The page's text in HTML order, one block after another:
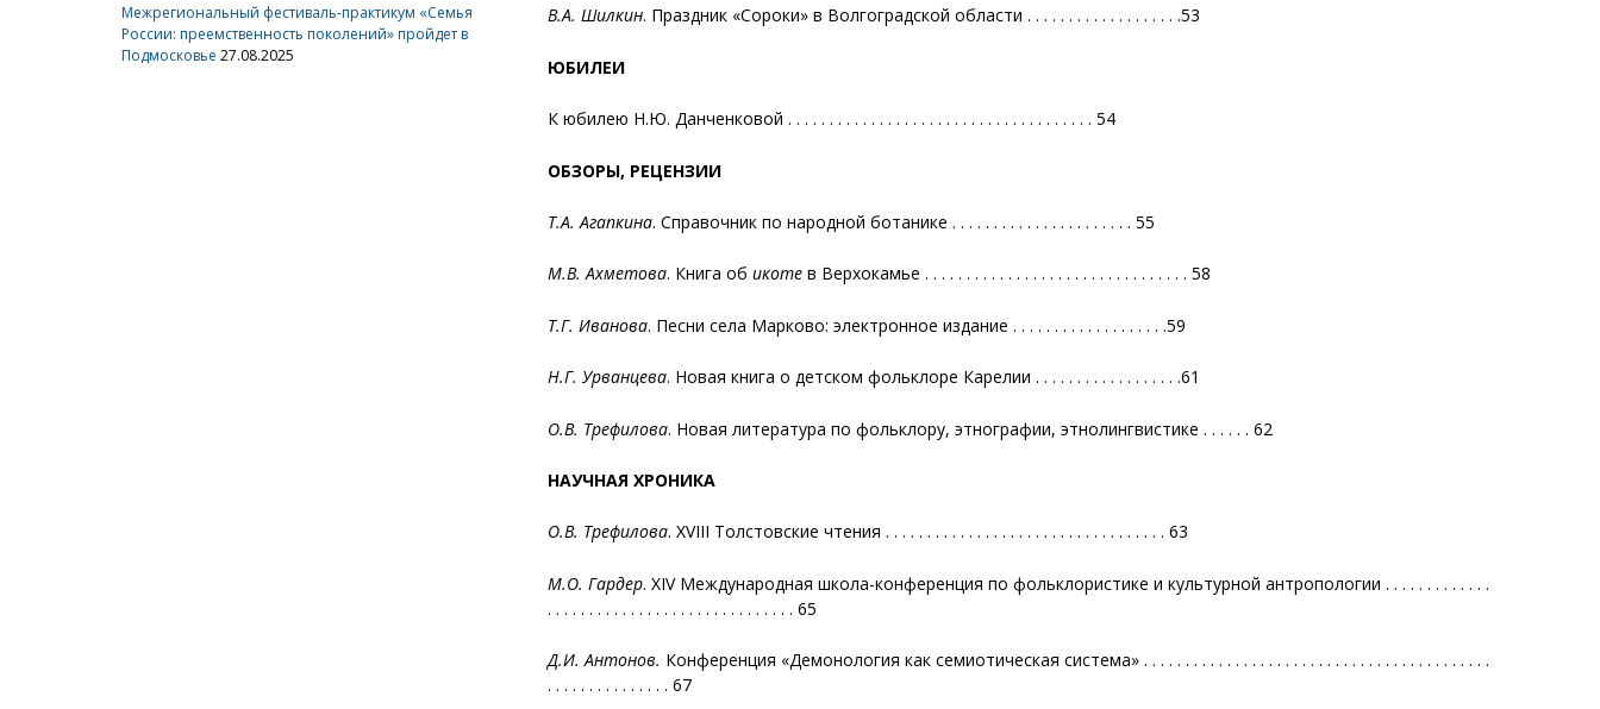
В.А. Шилкин. Праздник «Сороки» в Волгоградской области . . . . . . . . . . . . . . . . . . .53
ЮБИЛЕИ
К юбилею Н.Ю. Данченковой . . . . . . . . . . . . . . . . . . . . . . . . . . . . . . . . . . . . . 54
ОБЗОРЫ, РЕЦЕНЗИИ
Т.А. Агапкина. Справочник по народной ботанике . . . . . . . . . . . . . . . . . . . . . . 55
М.В. Ахметова. Книга об икоте в Верхокамье . . . . . . . . . . . . . . . . . . . . . . . . . . . . . . . . 58
Т.Г. Иванова. Песни села Марково: электронное издание . . . . . . . . . . . . . . . . . . .59
Н.Г. Урванцева. Новая книга о детском фольклоре Карелии . . . . . . . . . . . . . . . . . .61
О.В. Трефилова. Новая литература по фольклору, этнографии, этнолингвистике . . . . . . 62
НАУЧНАЯ ХРОНИКА
О.В. Трефилова. XVIII Толстовские чтения . . . . . . . . . . . . . . . . . . . . . . . . . . . . . . . . . . 63
М.О. Гардер. XIV Международная школа-конференция по фольклористике и культурной антропологии . . . . . . . . . . . . .
. . . . . . . . . . . . . . . . . . . . . . . . . . . . . . 65
Д.И. Антонов. Конференция «Демонология как семиотическая система» . . . . . . . . . . . . . . . . . . . . . . . . . . . . . . . . . . . . . . . . . .
. . . . . . . . . . . . . . . 67
Межрегиональный фестиваль-практикум «Семья
России: преемственность поколений» пройдет в
Подмосковье 27.08.2025